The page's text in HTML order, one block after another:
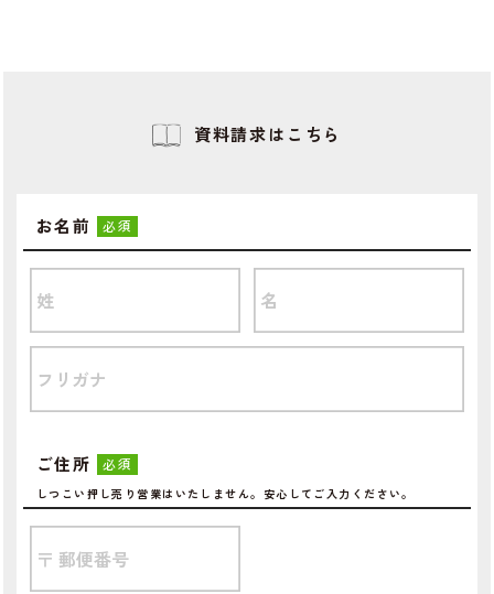
資料請求はこちら
お名前 必須
ご住所 必須
しつこい押し売り営業はいたしません。安心してご入力ください。